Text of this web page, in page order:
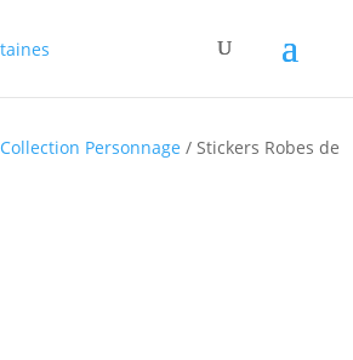
Collection Personnage / Stickers Robes de